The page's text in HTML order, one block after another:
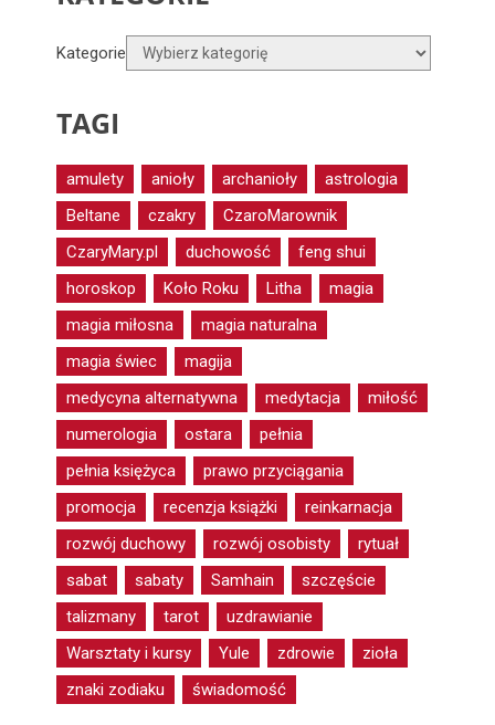
Kategorie
TAGI
amulety anioły archanioły
astrologia
Beltane
czakry
CzaroMarownik
CzaryMary.pl
duchowość
feng shui
horoskop
Koło Roku Litha
magia
magia miłosna
magia naturalna
magia świec
magija
medycyna alternatywna
medytacja
miłość
numerologia
ostara
pełnia
pełnia księżyca
prawo przyciągania
promocja
recenzja książki
reinkarnacja
rozwój duchowy
rozwój osobisty
rytuał
sabat
sabaty Samhain
szczęście
talizmany
tarot
uzdrawianie
Warsztaty i kursy
Yule zdrowie
zioła
znaki zodiaku
świadomość